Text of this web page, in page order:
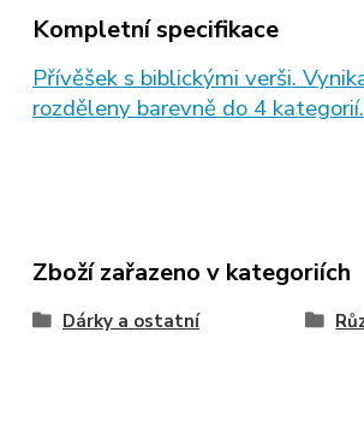
Kompletní specifikace
Přívěšek s biblickými verši.
rozděleny barevně do 4
Zboží zařazeno v kategoriích
Dárky a ostatní